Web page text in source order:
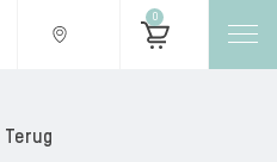
0
Terug